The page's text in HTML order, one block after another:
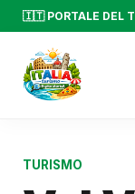
🇮🇹 PORTALE DEL
TURISMO